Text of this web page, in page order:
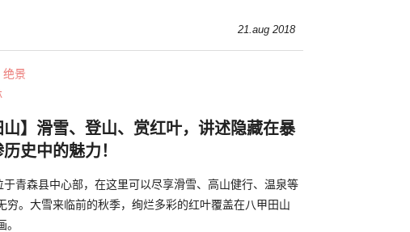
21.aug 2018
绝景
山】滑雪、登山、赏红叶，讲述隐藏在暴
史中的魅力！
于青森县中心部，在这里可以尽享滑雪、高山健行、温泉等
穷。大雪来临前的秋季，绚烂多彩的红叶覆盖在八甲田山